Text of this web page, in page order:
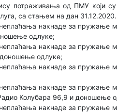
потраживања од ПМУ који
са стањем на дан
накнаде за пружање
одлуке;
накнаде за пружање
одлуке;
накнаде за пружање
накнаде за пружање
Колубара 96,9 и доношење
накнаде за пружање